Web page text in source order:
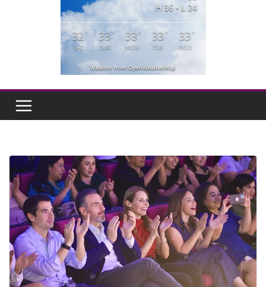
H 36 • L 24
32°
SAT
33°
SUN
33°
MON
33°
TUE
33°
WED
Weather from OpenWeatherMap